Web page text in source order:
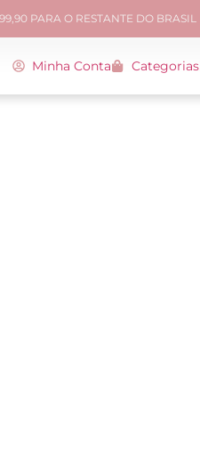
PARA O RESTANTE DO BRASIL
Minha Conta Categorias